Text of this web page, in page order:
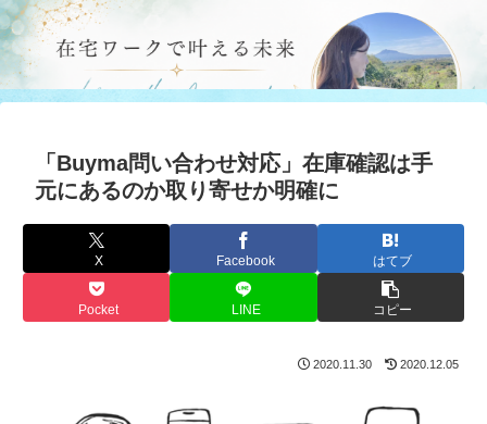
「Buyma問い合わせ対応」在庫確認は手
元にあるのか取り寄せか明確に
X Facebook はてブ
Pocket LINE コピー
2020.11.30 2020.12.05